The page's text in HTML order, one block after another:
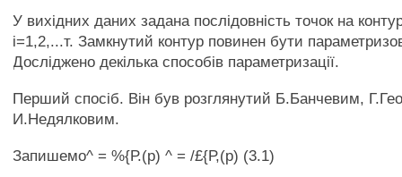
У вихідних даних задана послідовність точок на
і=1,2,...т. Замкнутий контур повинен бути
Досліджено декілька способів параметризації.
Перший спосіб. Він був розглянутий Б.Банчевим,
И.Недялковим.
Запишемо^ = %{Р.(р) ^ = /£{Р,(р) (3.1)